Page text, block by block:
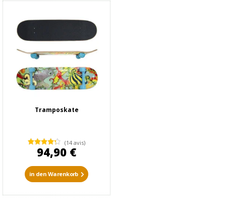
Tramposkate
(14 avis)
94,90 €
in den Warenkorb